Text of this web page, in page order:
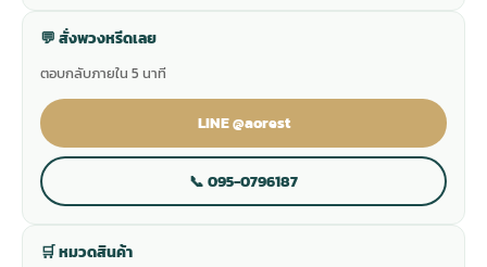
💬 สั่งพวงหรีดเลย
ตอบกลับภายใน 5 นาที
LINE @aorest
📞 095-0796187
🛒 หมวดสินค้า